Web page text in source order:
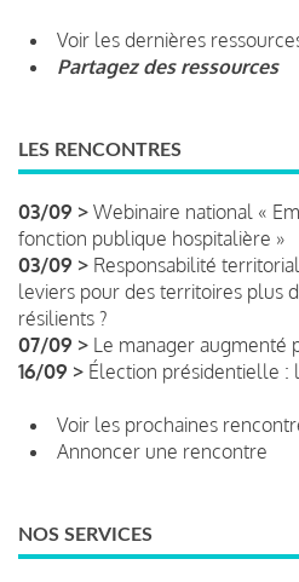
Voir les dernières
Partagez des ressources
LES RENCONTRES
03/09 > Webinaire national «
fonction publique hospitalière »
03/09 > Responsabilité
leviers pour des territoires plus
résilients ?
07/09 > Le manager augmenté
16/09 > Élection présidentielle :
Voir les prochaines
Annoncer une rencontre
NOS SERVICES